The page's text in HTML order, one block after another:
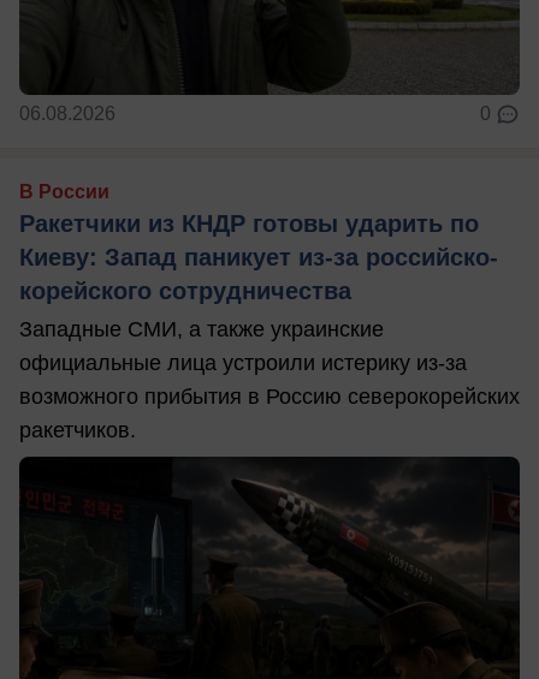
06.08.2026 0
В России
Ракетчики из КНДР готовы ударить по
Киеву: Запад паникует из-за российско-
корейского сотрудничества
Западные СМИ, а также украинские
официальные лица устроили истерику из-за
возможного прибытия в Россию северокорейских
ракетчиков.